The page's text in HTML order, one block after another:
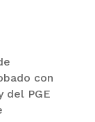
con
del PGE